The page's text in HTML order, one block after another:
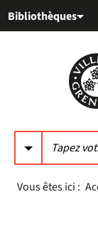
au
auBibliothèques
Vous êtes ici :